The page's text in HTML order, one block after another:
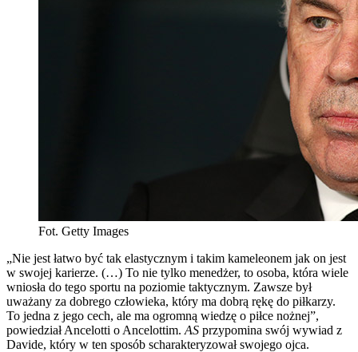
Fot. Getty Images
„Nie jest łatwo być tak elastycznym i takim kameleonem jak on jest
w swojej karierze. (…) To nie tylko menedżer, to osoba, która wiele
wniosła do tego sportu na poziomie taktycznym. Zawsze był
uważany za dobrego człowieka, który ma dobrą rękę do piłkarzy.
To jedna z jego cech, ale ma ogromną wiedzę o piłce nożnej”,
powiedział Ancelotti o Ancelottim. AS przypomina swój wywiad z
Davide, który w ten sposób scharakteryzował swojego ojca.